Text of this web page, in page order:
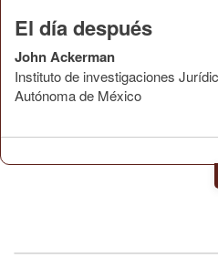
El día después
John Ackerman
Instituto de investigaciones
Autónoma de México